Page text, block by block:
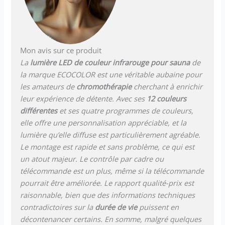
relative 10 000 heures de
fonctionnement correspond à
environ 6 ans de
montage en saillie pratique
sur le mur et le plafond dans
un sauna finlandais Grâce à
la gradation numérique des 3
couleurs de base (255
chacune) plus de 16 millions
de couleurs
Mon avis sur ce produit
La lumière LED de couleur infrarouge pour saunade
la marque ECOCOLOR est une véritable aubaine pour
les amateurs de chromothérapiecherchant à enrichir
leur expérience de détente. Avec ses 12 couleurs
différenteset ses quatre programmes de couleurs,
elle offre une personnalisation appréciable, et la
lumière qu’elle diffuse est particulièrement agréable.
Le montage est rapide et sans problème, ce qui est
un atout majeur. Le contrôle par cadre ou
télécommande est un plus, même si la télécommande
pourrait être améliorée. Le rapport qualité-prix est
raisonnable, bien que des informations techniques
contradictoires sur la durée de viepuissent en
décontenancer certains. En somme, malgré quelques